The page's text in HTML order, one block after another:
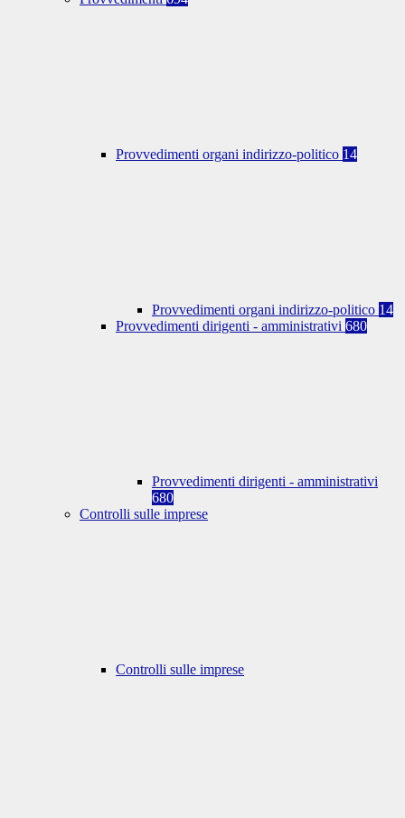
Provvedimenti organi indirizzo-politico 14
Provvedimenti organi indirizzo-politico 14
Provvedimenti dirigenti - amministrativi 680
Provvedimenti dirigenti - amministrativi
680
Controlli sulle imprese
Controlli sulle imprese